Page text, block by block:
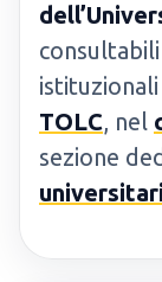
TOLC, nel
sezione